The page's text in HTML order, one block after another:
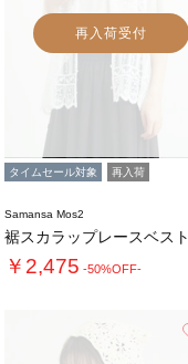
再入荷受付
タイムセール対象 再入荷
Samansa Mos2
裾スカラップレースベスト
￥2,475 -50%OFF-
4.9